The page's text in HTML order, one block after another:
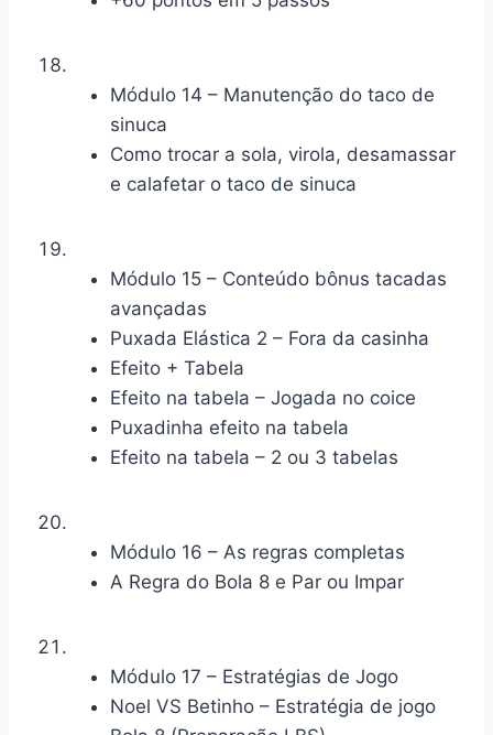
Módulo 14 – Manutenção do taco de
sinuca
Como trocar a sola, virola, desamassar
e calafetar o taco de sinuca
Módulo 15 – Conteúdo bônus tacadas
avançadas
Puxada Elástica 2 – Fora da casinha
Efeito + Tabela
Efeito na tabela – Jogada no coice
Puxadinha efeito na tabela
Efeito na tabela – 2 ou 3 tabelas
Módulo 16 – As regras completas
A Regra do Bola 8 e Par ou Impar
Módulo 17 – Estratégias de Jogo
Noel VS Betinho – Estratégia de jogo